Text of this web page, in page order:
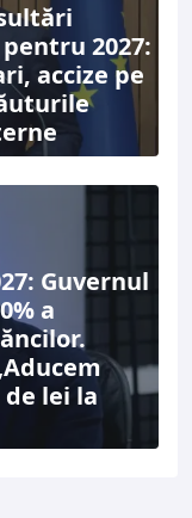
2027:
accize pe
Guvernul
a
lei la